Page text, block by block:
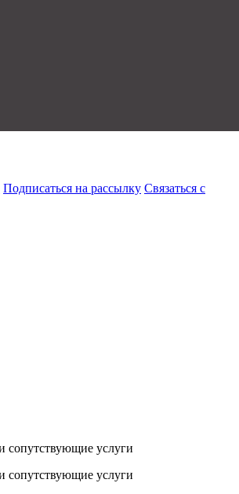
Подписаться на рассылку Связаться с
сопутствующие услуги
сопутствующие услуги